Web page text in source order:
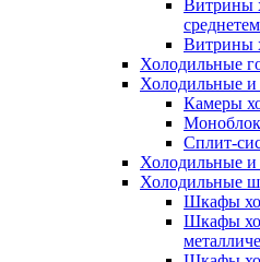
Витрины
Витрины
Холодильные
Холодильные
Камеры
Сплит-
Холодильные
Холодильные
Шкафы
Шкафы